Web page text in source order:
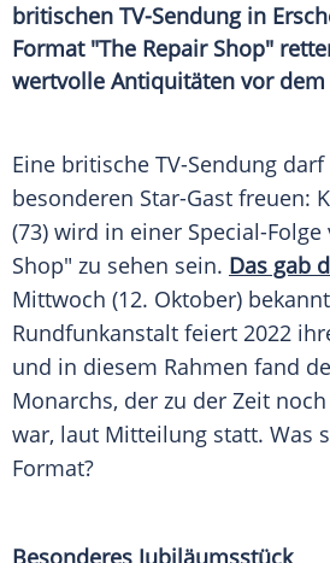
britischen TV-Sendung in
Format "The Repair Shop"
wertvolle Antiquitäten vor dem
Eine britische TV-Sendung
besonderen Star-Gast freuen:
(73) wird in einer Special-Folge
Shop" zu sehen sein. Das gab
Mittwoch (12. Oktober)
Rundfunkanstalt feiert 2022
und in diesem Rahmen fand
Monarchs, der zu der Zeit
war, laut Mitteilung statt. Was
Format?